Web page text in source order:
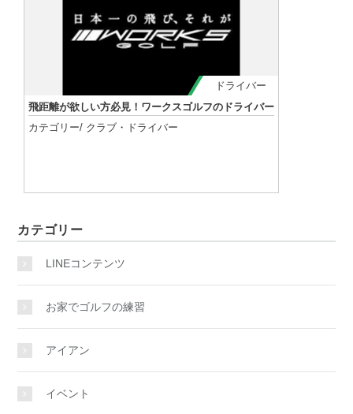
ドライバー
飛距離が欲しい方必見！ワークスゴルフのドライバー
カテゴリー/ クラブ ・ ドライバー
カテゴリー
LINEコンテンツ
お家でゴルフの練習
アイアン
イベント